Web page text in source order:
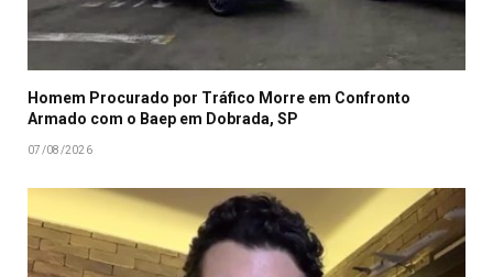
Homem Procurado por Tráfico Morre em Confronto
Armado com o Baep em Dobrada, SP
07/08/2026